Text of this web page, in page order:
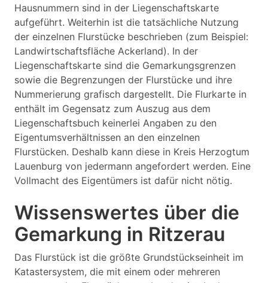
Hausnummern sind in der Liegenschaftskarte
aufgeführt. Weiterhin ist die tatsächliche Nutzung
der einzelnen Flurstücke beschrieben (zum Beispiel:
Landwirtschaftsfläche Ackerland). In der
Liegenschaftskarte sind die Gemarkungsgrenzen
sowie die Begrenzungen der Flurstücke und ihre
Nummerierung grafisch dargestellt. Die Flurkarte in
enthält im Gegensatz zum Auszug aus dem
Liegenschaftsbuch keinerlei Angaben zu den
Eigentumsverhältnissen an den einzelnen
Flurstücken. Deshalb kann diese in Kreis Herzogtum
Lauenburg von jedermann angefordert werden. Eine
Vollmacht des Eigentümers ist dafür nicht nötig.
Wissenswertes über die
Gemarkung in Ritzerau
Das Flurstück ist die größte Grundstückseinheit im
Katastersystem, die mit einem oder mehreren